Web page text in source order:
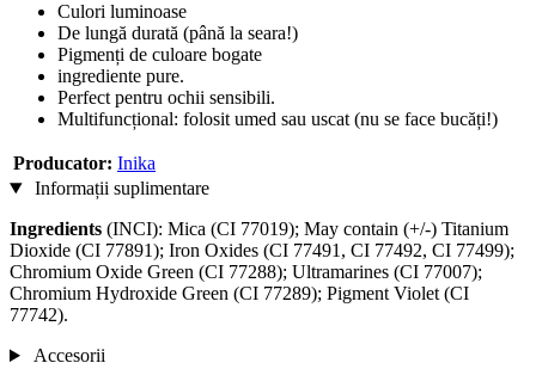
Culori luminoase
De lungă durată (până la seara!)
Pigmenți de culoare bogate
ingrediente pure.
Perfect pentru ochii sensibili.
Multifuncțional: folosit umed sau uscat (nu se face bucăți!)
Producator: Inika
Informații suplimentare
Ingredients (INCI): Mica (CI 77019); May contain (+/-) Titanium
Dioxide (CI 77891); Iron Oxides (CI 77491, CI 77492, CI 77499);
Chromium Oxide Green (CI 77288); Ultramarines (CI 77007);
Chromium Hydroxide Green (CI 77289); Pigment Violet (CI
77742).
Accesorii